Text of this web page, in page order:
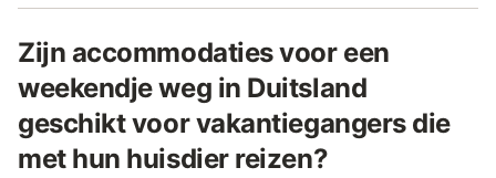
Zijn accommodaties voor een
weekendje weg in Duitsland
geschikt voor vakantiegangers die
met hun huisdier reizen?